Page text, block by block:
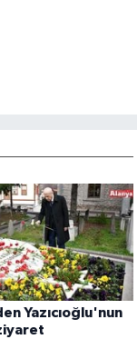
Yazıcıoğlu'nun